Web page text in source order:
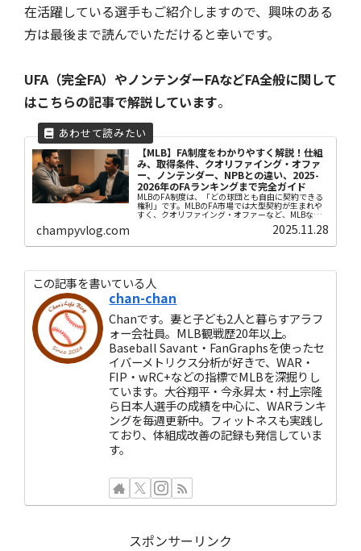
在活躍している選手もご紹介しますので、興味のある
方は最後まで読んでいただけると幸いです。
UFA（完全FA）やノンテンダーFAなどFA全般に関して
はこちらの記事で解説しています。
【MLB】FA制度をわかりやすく解説！仕組
み、取得条件、クオリファイング・オファ
ー、ノンテンダー、NPBとの違い、2025-
2026年のFAランキングまで完全ガイド
MLBのFA制度は、「どの球団とも自由に契約できる
権利」です。MLBのFA市場では大型契約が生まれや
すく、クオリファイング・オファーなど、MLBなら
ではの複雑な制度も存在します。本記事ではFA制度
の仕組み、取得条件、種類（UFA、クオリファイン
ショナルFA）、MLBとNPBのFA制度の違い、FA選手
champyvlog.com 2025.11.28
この記事を書いている人
chan-chan
Chanです。妻と子ども2人と暮らすアラフ
ォー会社員。MLB観戦歴20年以上。
Baseball Savant・FanGraphsを使ったセ
イバーメトリクス分析が好きで、WAR・
FIP・wRC+などの指標でMLBを深掘りし
ています。大谷翔平・今永昇太・村上宗隆
ら日本人選手の成績を中心に、WARランキ
ングを毎週更新中。フィットネスも実践し
ており、体組成改善の記録も発信していま
す。
スポンサーリンク